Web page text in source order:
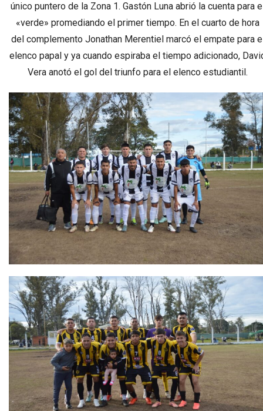
único puntero de la Zona 1. Gastón Luna abrió la cuenta para
«verde» promediando el primer tiempo. En el cuarto de hora
del complemento Jonathan Merentiel marcó el empate para
elenco papal y ya cuando espiraba el tiempo adicionado,
Vera anotó el gol del triunfo para el elenco estudiantil.